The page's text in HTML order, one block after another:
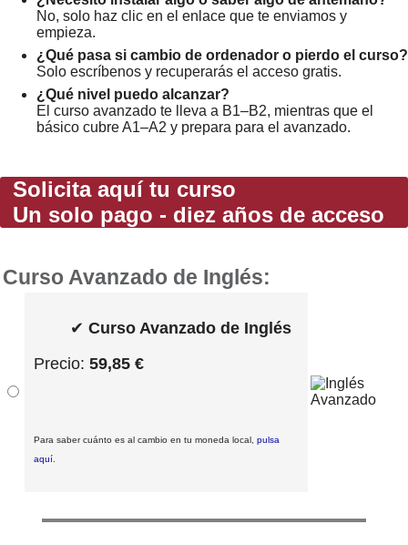
No, solo haz clic en el enlace que te enviamos y
empieza.
¿Qué pasa si cambio de ordenador o pierdo el curso?
Solo escríbenos y recuperarás el acceso gratis.
¿Qué nivel puedo alcanzar?
El curso avanzado te lleva a B1–B2, mientras que el
básico cubre A1–A2 y prepara para el avanzado.
Solicita aquí tu curso
Un solo pago - diez años de acceso
Curso Avanzado de Inglés:
✔ Curso Avanzado de Inglés
Precio: 59,85 €
Para saber cuánto es al cambio en tu moneda local, pulsa
aquí.